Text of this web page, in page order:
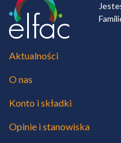
Aktualności
O nas
Konto i składki
Opinie i stanowiska